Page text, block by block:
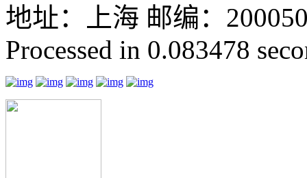
地址：上海 邮编：
Processed in 0.083478